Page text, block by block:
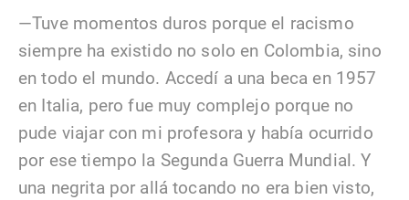
—Tuve momentos duros porque el racismo
siempre ha existido no solo en Colombia, sino
en todo el mundo. Accedí a una beca en 1957
en Italia, pero fue muy complejo porque no
pude viajar con mi profesora y había ocurrido
por ese tiempo la Segunda Guerra Mundial. Y
una negrita por allá tocando no era bien visto,